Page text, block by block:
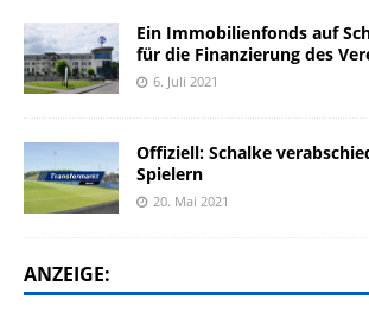
Ein Immobilienfonds auf
für die Finanzierung des
6. Juli 2021
Offiziell: Schalke
Spielern
20. Mai 2021
ANZEIGE: